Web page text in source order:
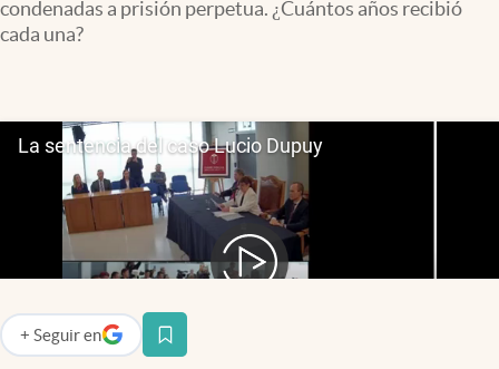
Infotechnology
Mundial 2026
Eventos Corporativos
El Cronista Studio
Argentina
condenadas a prisión perpetua. ¿Cuántos años recibió
cada una?
+ Seguir en
abre en nueva pestaña